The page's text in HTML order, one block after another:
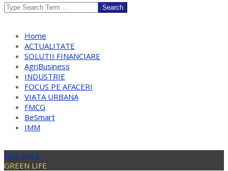
Search
Home
ACTUALITATE
SOLUTII FINANCIARE
AgriBusiness
INDUSTRIE
FOCUS PE AFACERI
VIATA URBANA
FMCG
BeSmart
IMM
Click Here
GREEN LIFE